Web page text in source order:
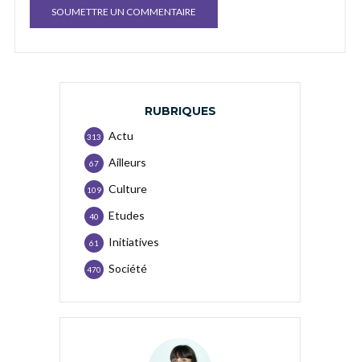
RUBRIQUES
Actu
313
Ailleurs
67
Culture
109
Etudes
40
Initiatives
61
Société
470